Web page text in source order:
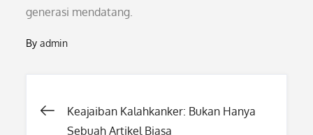
generasi mendatang.
Byadmin
Post
Keajaiban Kalahkanker: Bukan Hanya
Sebuah Artikel Biasa